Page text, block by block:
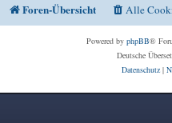
Foren-Übersicht Alle
Powered by phpBB®
Deutsche
Datenschutz|